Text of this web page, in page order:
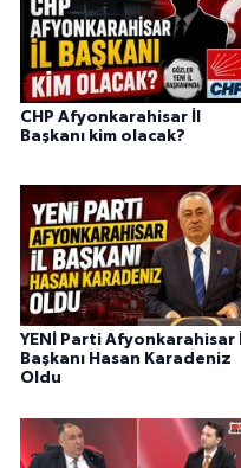
CHP Afyonkarahisar İl
Başkanı kim olacak?
YENİ Parti Afyonkarahisar İl
Başkanı Hasan Karadeniz
Oldu